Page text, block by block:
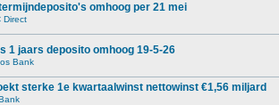
omhoog per 21 mei
Direct
1 jaars deposito omhoog 19-5-26
Bank
sterke 1e kwartaalwinst nettowinst €1,56 miljard